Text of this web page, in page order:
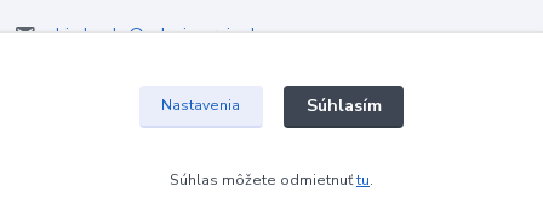
objednavky@zaluzieservis.sk
2022 ŽalúzieServis.sk
Nastavenia Súhlasím
Súhlas môžete odmietnuťtu.